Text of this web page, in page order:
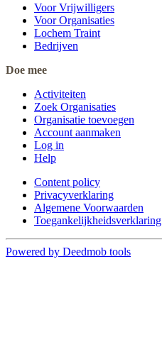
Voor Vrijwilligers
Voor Organisaties
Lochem Traint
Bedrijven
Doe mee
Activiteiten
Zoek Organisaties
Organisatie toevoegen
Account aanmaken
Log in
Help
Content policy
Privacyverklaring
Algemene Voorwaarden
Toegankelijkheidsverklaring
Powered by Deedmob tools